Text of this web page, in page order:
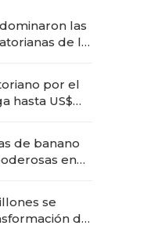
las
de la
por el
hasta US$
de banano
en
se
de